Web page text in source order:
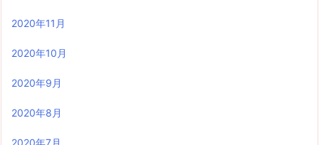
2020年11月
2020年10月
2020年9月
2020年8月
2020年7月